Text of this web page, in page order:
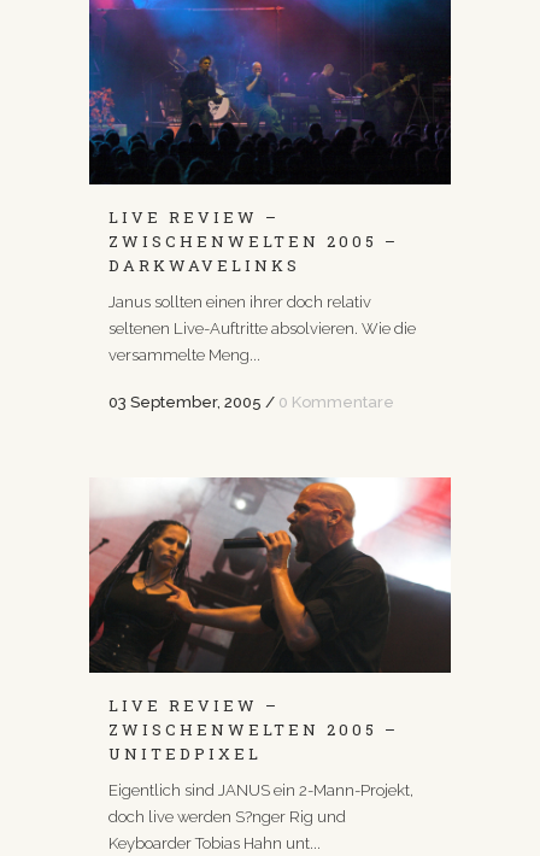
LIVE REVIEW –
ZWISCHENWELTEN 2005 –
DARKWAVELINKS
Janus sollten einen ihrer doch relativ
seltenen Live-Auftritte absolvieren. Wie die
versammelte Meng...
03 September, 2005 / 0 Kommentare
LIVE REVIEW –
ZWISCHENWELTEN 2005 –
UNITEDPIXEL
Eigentlich sind JANUS ein 2-Mann-Projekt,
doch live werden S?nger Rig und
Keyboarder Tobias Hahn unt...